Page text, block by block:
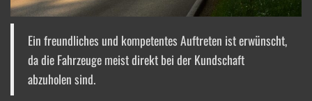
Ein freundliches und kompetentes Auftreten ist erwünscht,
da die Fahrzeuge meist direkt bei der Kundschaft
abzuholen sind.